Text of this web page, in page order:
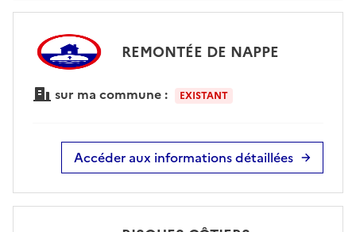
REMONTÉE DE NAPPE
sur ma commune : EXISTANT
Accéder aux informations détaillées